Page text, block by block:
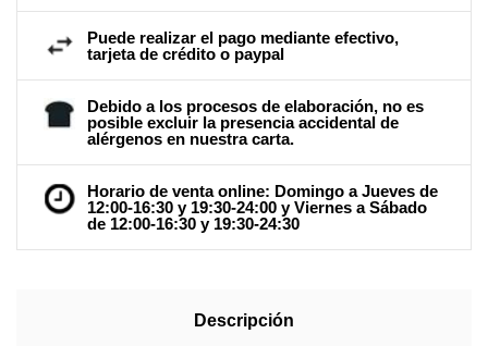
Puede realizar el pago mediante efectivo,
tarjeta de crédito o paypal
Debido a los procesos de elaboración, no es
posible excluir la presencia accidental de
alérgenos en nuestra carta.
Horario de venta online: Domingo a Jueves de
12:00-16:30 y 19:30-24:00 y Viernes a Sábado
de 12:00-16:30 y 19:30-24:30
Descripción